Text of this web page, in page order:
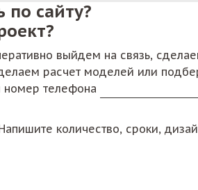
по сайту?
выйдем на связь,
расчет моделей или
номер телефона
количество, сроки,